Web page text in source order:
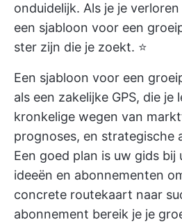
onduidelijk. Als je je
een sjabloon voor een
ster zijn die je zoekt. ⭐
Een sjabloon voor een
als een zakelijke GPS, die je
kronkelige wegen van
prognoses, en strategische
Een goed plan is uw gids
ideeën en abonnementen
concrete routekaart naar
abonnement bereik je je